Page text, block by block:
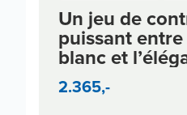
< 7.000 €
Un jeu de
puissant
blanc et
2.365,-